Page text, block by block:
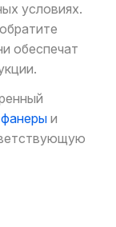
условиях.
обеспечат
и